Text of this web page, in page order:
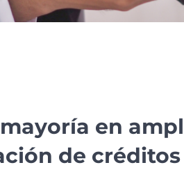
en
de créditos